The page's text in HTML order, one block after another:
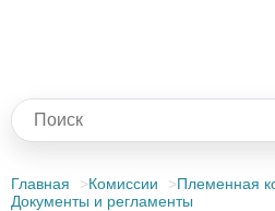
Главная Комиссии
Племенная
Документы и регламенты